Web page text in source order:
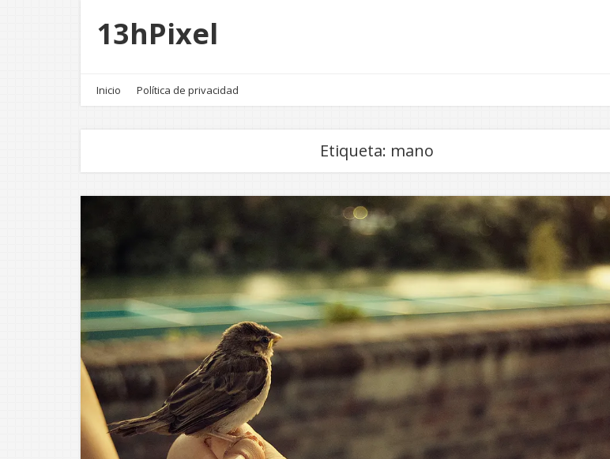
13hPixel
Inicio Política de privacidad
Etiqueta: mano